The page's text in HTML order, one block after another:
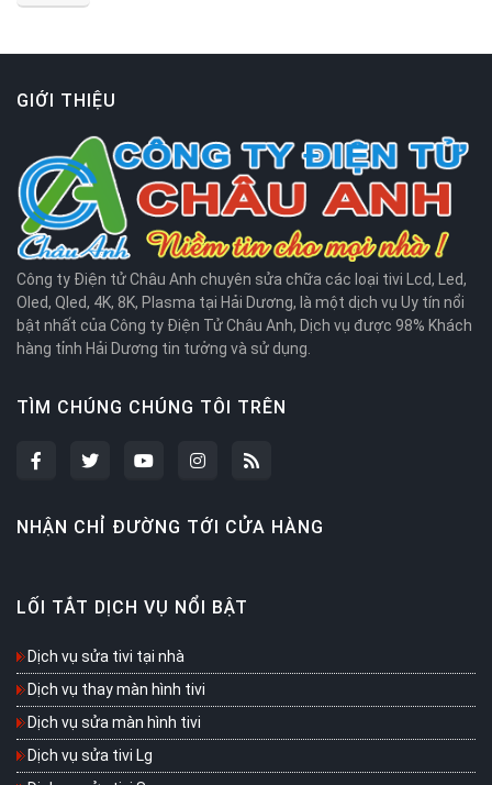
GIỚI THIỆU
Công ty Điện tử Châu Anh chuyên sửa chữa các loại tivi Lcd, Led,
Oled, Qled, 4K, 8K, Plasma tại Hải Dương, là một dịch vụ Uy tín nổi
bật nhất của Công ty Điện Tử Châu Anh, Dịch vụ được 98% Khách
hàng tỉnh Hải Dương tin tưởng và sử dụng.
TÌM CHÚNG CHÚNG TÔI TRÊN
NHẬN CHỈ ĐƯỜNG TỚI CỬA HÀNG
LỐI TẮT DỊCH VỤ NỔI BẬT
Dịch vụ sửa tivi tại nhà
Dịch vụ thay màn hình tivi
Dịch vụ sửa màn hình tivi
Dịch vụ sửa tivi Lg